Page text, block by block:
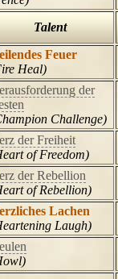
Talent
Feuer
Heal)
der
Challenge)
der Freiheit
of Freedom)
der Rebellion
of Rebellion)
Lachen
Laugh)